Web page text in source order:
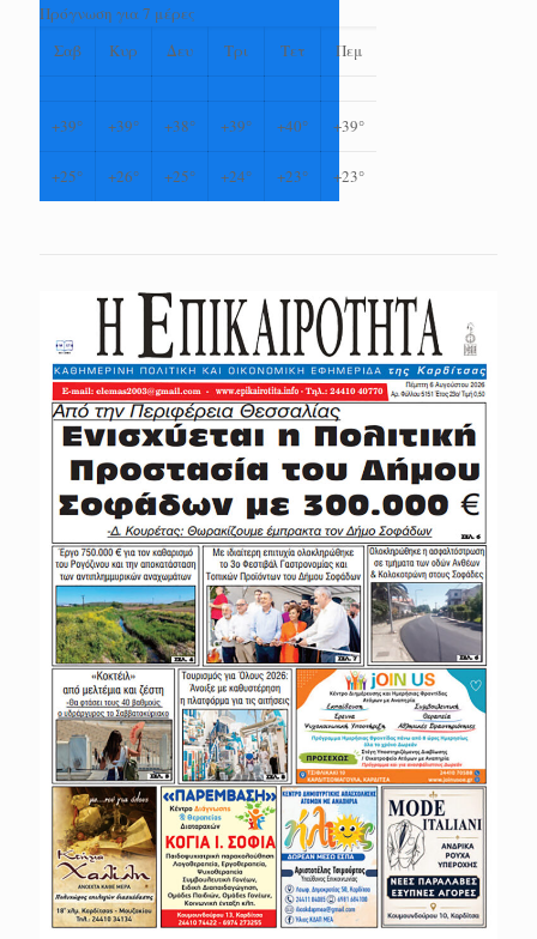
Πρόγνωση για 7 μέρες
Σαβ
Κυρ Δευ Τρι Τετ Πεμ
+39° +39° +38° +39° +40° +39°
+25° +26° +25° +24° +23° +23°